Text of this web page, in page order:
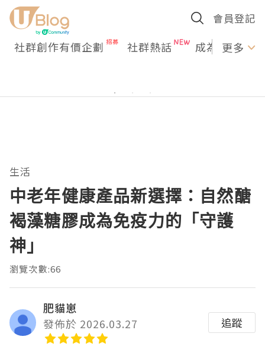
會員登記
社群創作有價企劃 社群熱話 成為U更多
生活
中老年健康產品新選擇：自然醣
褐藻糖膠成為免疫力的「守護
神」
瀏覽次數:66
肥貓崽
發佈於 2026.03.27
追蹤